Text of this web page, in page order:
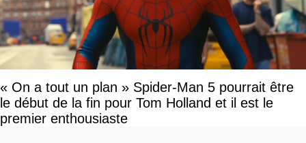
« On a tout un plan » Spider-Man 5 pourrait être
le début de la fin pour Tom Holland et il est le
premier enthousiaste